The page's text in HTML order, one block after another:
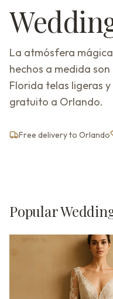
La atmósfera
hechos a medida
Florida telas ligeras
gratuito a Orlando.
Free delivery to Orlando
Popular